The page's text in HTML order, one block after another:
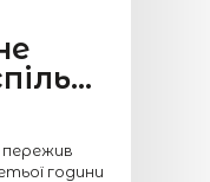
пережив
години